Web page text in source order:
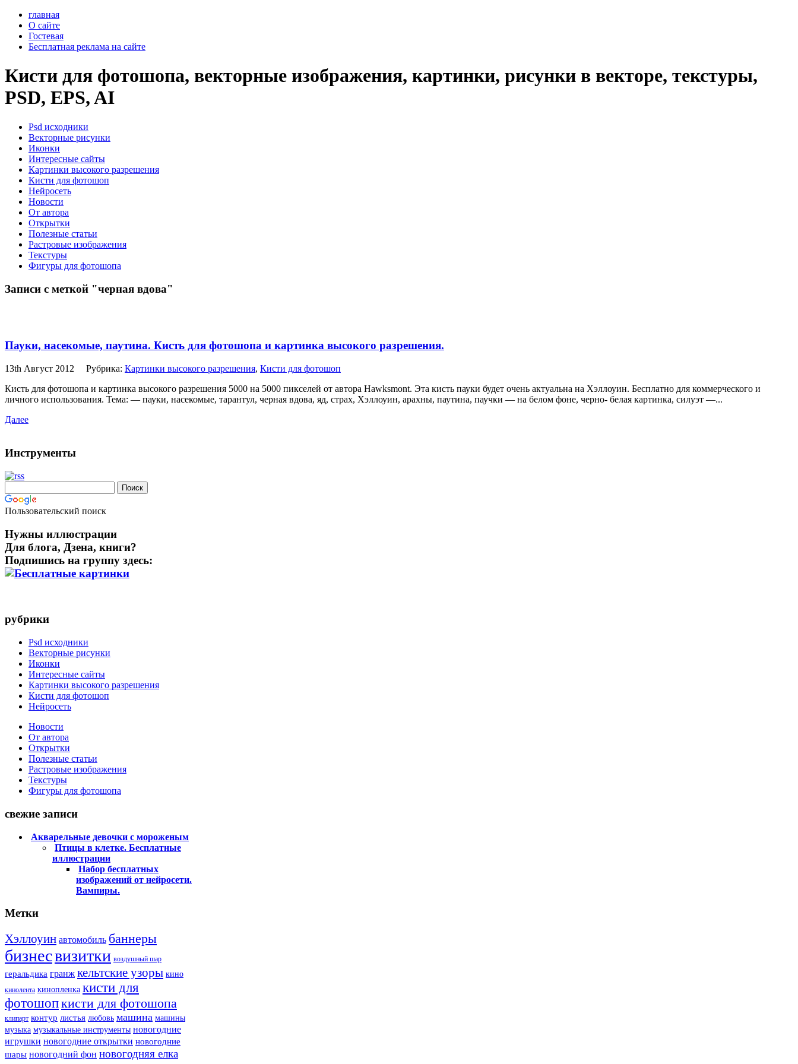
главная
О сайте
Гостевая
Бесплатная реклама на сайте
Кисти для фотошопа, векторные изображения, картинки, рисунки в векторе, текстуры,
PSD, EPS, AI
Psd исходники
Векторные рисунки
Иконки
Интересные сайты
Картинки высокого разрешения
Кисти для фотошоп
Нейросеть
Новости
От автора
Открытки
Полезные статьи
Растровые изображения
Текстуры
Фигуры для фотошопа
Записи с меткой "черная вдова"
Пауки, насекомые, паутина. Кисть для фотошопа и картинка высокого разрешения.
13th Август 2012 Рубрика: Картинки высокого разрешения, Кисти для фотошоп
Кисть для фотошопа и картинка высокого разрешения 5000 на 5000 пикселей от автора Hawksmont. Эта кисть пауки будет очень актуальна на Хэллоуин. Бесплатно для коммерческого и
личного использования. Тема: — пауки, насекомые, тарантул, черная вдова, яд, страх, Хэллоуин, арахны, паутина, паучки — на белом фоне, черно- белая картинка, силуэт —...
Далее
Инструменты
Пользовательский поиск
Нужны иллюстрации
Для блога, Дзена, книги?
Подпишись на группу здесь:
рубрики
Psd исходники
Векторные рисунки
Иконки
Интересные сайты
Картинки высокого разрешения
Кисти для фотошоп
Нейросеть
Новости
От автора
Открытки
Полезные статьи
Растровые изображения
Текстуры
Фигуры для фотошопа
свежие записи
Акварельные девочки с мороженым
Птицы в клетке. Бесплатные
иллюстрации
Набор бесплатных
изображений от нейросети.
Вампиры.
Метки
Хэллоуин автомобиль баннеры
бизнесвизитки воздушный шар
геральдика гранж кельтские узоры кино
кинолента кинопленка кисти для
фотошопкисти для фотошопа
клипарт контур листья любовь машина машины
музыка музыкальные инструменты новогодние
игрушки новогодние открытки новогодние
шары новогодний фон новогодняя елка